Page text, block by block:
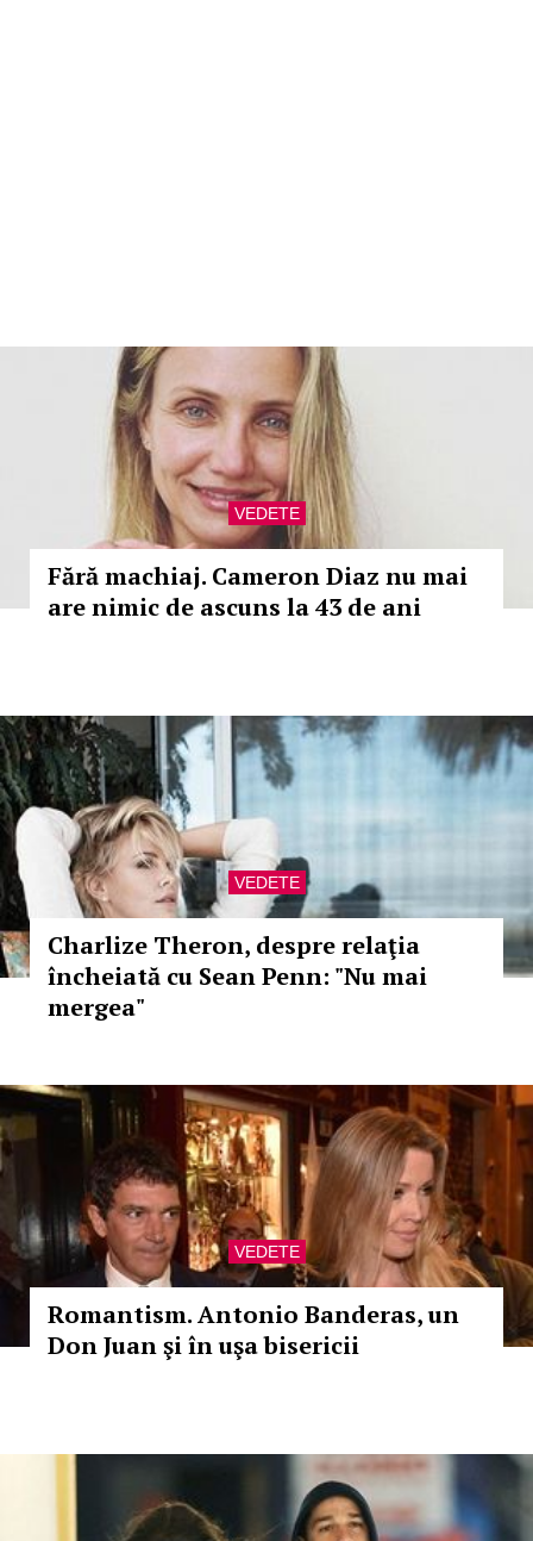
VEDETE
Fără machiaj. Cameron Diaz nu mai
are nimic de ascuns la 43 de ani
VEDETE
Charlize Theron, despre relaţia
încheiată cu Sean Penn: "Nu mai
mergea"
VEDETE
Romantism. Antonio Banderas, un
Don Juan şi în uşa bisericii